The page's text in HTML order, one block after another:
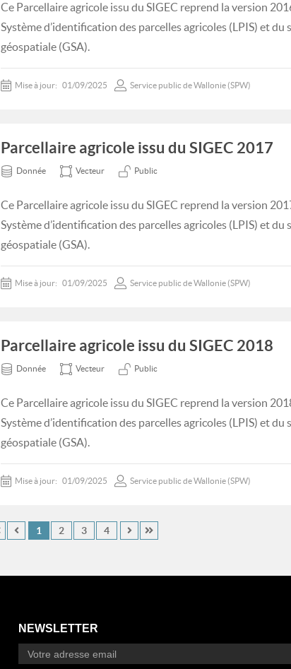
Ce Parcellaire agricole issu du SIGEC reprend la version
Système d’identification des parcelles agricoles (LPIS) et du
géospatiale (GSA).
Mise à jour: 01/09/2025 Service public de Wallonie (SPW)
Parcellaire agricole issu du SIGEC 2017
Donnée Vecteur Public
Ce Parcellaire agricole issu du SIGEC reprend la version
Système d’identification des parcelles agricoles (LPIS) et du
géospatiale (GSA).
Mise à jour: 01/09/2025 Service public de Wallonie (SPW)
Parcellaire agricole issu du SIGEC 2018
Donnée Vecteur Public
Ce Parcellaire agricole issu du SIGEC reprend la version
Système d’identification des parcelles agricoles (LPIS) et du
géospatiale (GSA).
Mise à jour: 01/09/2025 Service public de Wallonie (SPW)
1 2 3 4
NEWSLETTER